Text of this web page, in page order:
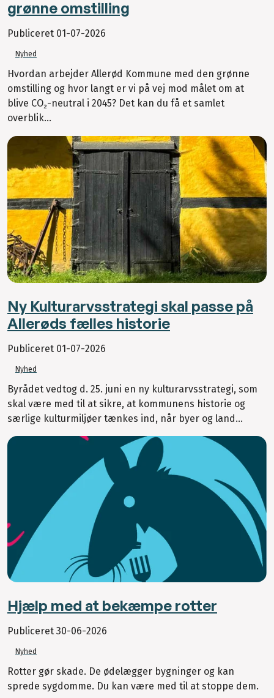
grønne omstilling
Publiceret 01-07-2026
Nyhed
Hvordan arbejder Allerød Kommune med den grønne
omstilling og hvor langt er vi på vej mod målet om at
blive CO₂-neutral i 2045? Det kan du få et samlet
overblik...
Ny Kulturarvsstrategi skal passe på
Allerøds fælles historie
Publiceret 01-07-2026
Nyhed
Byrådet vedtog d. 25. juni en ny kulturarvsstrategi, som
skal være med til at sikre, at kommunens historie og
særlige kulturmiljøer tænkes ind, når byer og land...
Hjælp med at bekæmpe rotter
Publiceret 30-06-2026
Nyhed
Rotter gør skade. De ødelægger bygninger og kan
sprede sygdomme. Du kan være med til at stoppe dem.